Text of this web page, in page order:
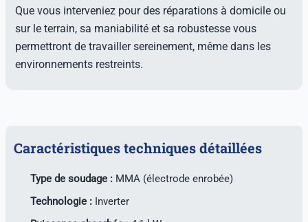
Que vous interveniez pour des réparations à domicile ou
sur le terrain, sa maniabilité et sa robustesse vous
permettront de travailler sereinement, même dans les
environnements restreints.
Caractéristiques techniques détaillées
Type de soudage : MMA (électrode enrobée)
Technologie : Inverter